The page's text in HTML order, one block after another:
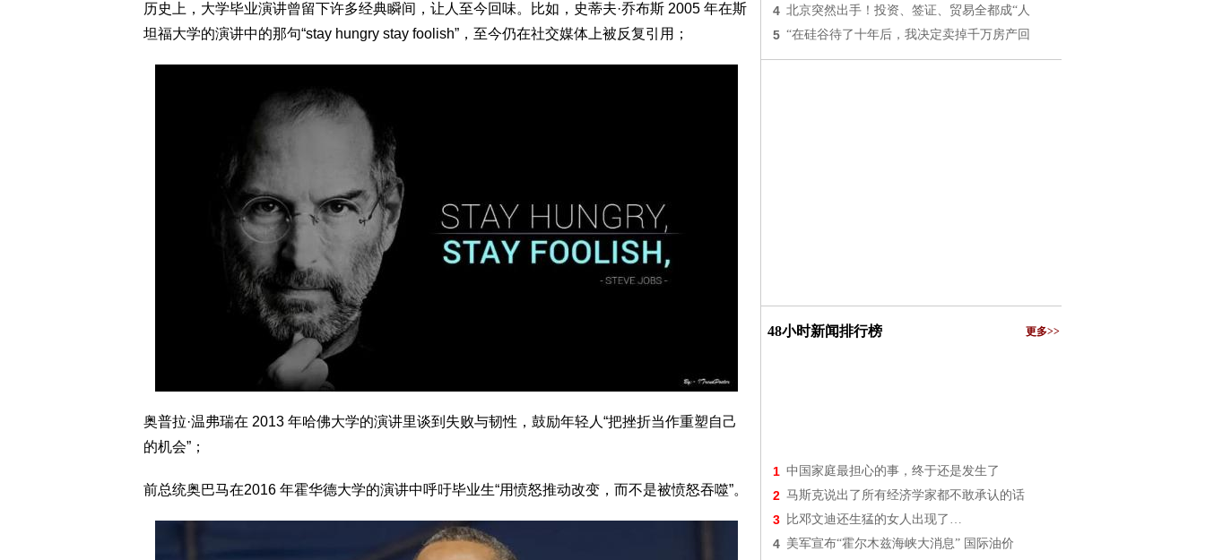
历史上，大学毕业演讲曾留下许多经典瞬间，让人至今回味。比如，史蒂夫·乔布斯 2005 年在斯
坦福大学的演讲中的那句“stay hungry stay foolish”，至今仍在社交媒体上被反复引用；
奥普拉·温弗瑞在 2013 年哈佛大学的演讲里谈到失败与韧性，鼓励年轻人“把挫折当作重塑自己
的机会”；
前总统奥巴马在2016 年霍华德大学的演讲中呼吁毕业生“用愤怒推动改变，而不是被愤怒吞噬”。
4 北京突然出手！投资、签证、贸易全都成“人
5 “在硅谷待了十年后，我决定卖掉千万房产回
48小时新闻排行榜 更多>>
1 中国家庭最担心的事，终于还是发生了
2 马斯克说出了所有经济学家都不敢承认的话
3 比邓文迪还生猛的女人出现了…
4 美军宣布“霍尔木兹海峡大消息” 国际油价